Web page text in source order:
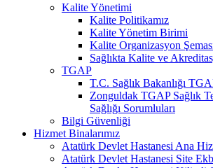
Kalite Yönetimi
Kalite Politikamız
Kalite Yönetim Birimi
Kalite Organizasyon
Sağlıkta Kalite ve
TGAP
T.C. Sağlık Bakanlığı
Zonguldak TGAP Sağlık
Sağlığı Sorumluları
Bilgi Güvenliği
Hizmet Binalarımız
Atatürk Devlet Hastanesi Ana
Atatürk Devlet Hastanesi Site